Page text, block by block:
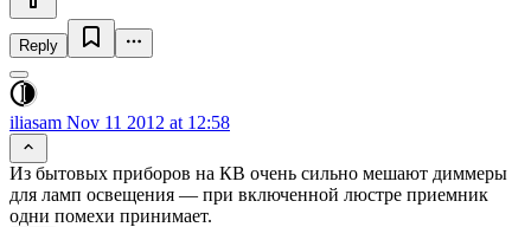
Reply
iliasam Nov 11 2012 at 12:58
Из бытовых приборов на КВ очень сильно мешают диммеры
для ламп освещения — при включенной люстре приемник
одни помехи принимает.